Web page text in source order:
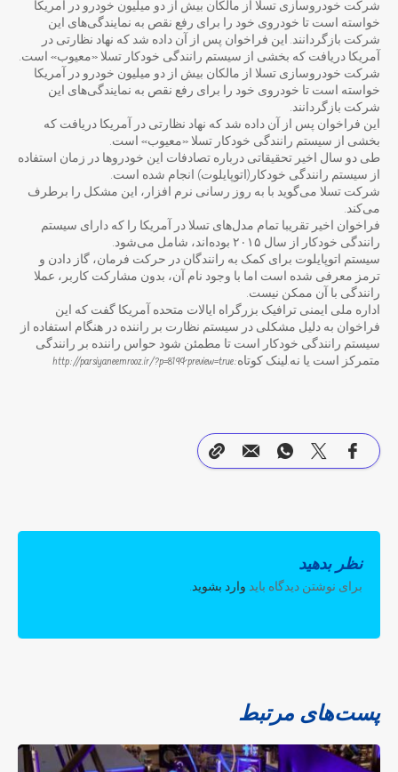
شرکت خودروسازی تسلا از مالکان بیش از دو میلیون خودرو در آمریکا
خواسته است تا خودروی خود را برای رفع نقص به نمایندگی‌های این
شرکت بازگردانند. این فراخوان پس از آن داده شد که نهاد نظارتی در
آمریکا دریافت که بخشی از سیستم رانندگی خودکار تسلا «معیوب» است.
شرکت خودروسازی تسلا از مالکان بیش از دو میلیون خودرو در آمریکا
خواسته است تا خودروی خود را برای رفع نقص به نمایندگی‌های این
شرکت بازگردانند.
این فراخوان پس از آن داده شد که نهاد نظارتی در آمریکا دریافت که
بخشی از سیستم رانندگی خودکار تسلا «معیوب» است.
طی دو سال اخیر تحقیقاتی درباره تصادفات این خودروها در زمان استفاده
از سیستم رانندگی خودکار(اتوپایلوت) انجام شده است.
شرکت تسلا می‌گوید با به روز رسانی نرم افزار، این مشکل را برطرف
می‌کند.
فراخوان اخیر تقریبا تمام مدل‌های تسلا در آمریکا را که دارای سیستم
رانندگی خودکار از سال ۲۰۱۵ بوده‌اند، شامل می‌شود.
سیستم اتوپایلوت برای کمک به رانندگان در حرکت فرمان، گاز دادن و
ترمز معرفی شده است اما با وجود نام آن، بدون مشارکت کاربر، عملا
رانندگی با آن ممکن نیست.
اداره ملی ایمنی ترافیک بزرگراه ایالات متحده آمریکا گفت که این
فراخوان به دلیل مشکلی در سیستم نظارت بر راننده در هنگام استفاده از
سیستم رانندگی خودکار است تا مطمئن شود حواس راننده بر رانندگی
متمرکز است یا نه.لینک کوتاه:http://parsiyaneemrooz.ir/?p=819&preview=true
نظر بدهید
برای نوشتن دیدگاه باید وارد بشوید.
پست‌های مرتبط